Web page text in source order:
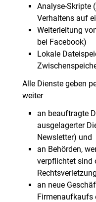
Analyse-Skripte (
Verhaltens auf
Weiterleitung
bei Facebook)
Lokale
Alle Dienste geben
weiter
an beauftragte
ausgelagerter
Newsletter) und
an Behörden,
verpflichtet sind
an neue
Firmenaufkaufs